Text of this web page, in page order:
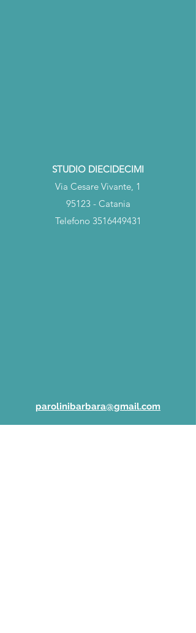
STUDIO DIECIDECIMI
Via Cesare Vivante, 1
95123 - Catania
Telefono 3516449431
parolinibarbara@gmail.com